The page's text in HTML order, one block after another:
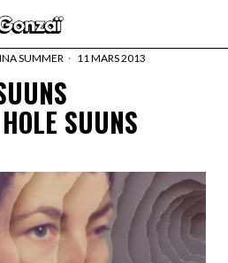
SUMMER 11 MARS 2013
SUUNS